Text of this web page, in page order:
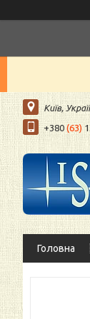
Київ,
+380 (63)
Головна